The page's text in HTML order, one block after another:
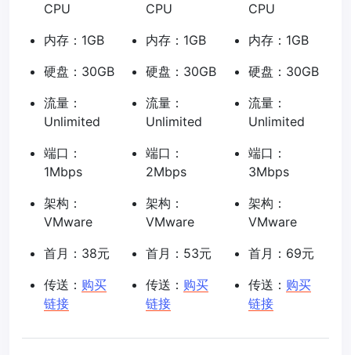
CPU
内存：1GB
硬盘：30GB
流量：
Unlimited
端口：
1Mbps
架构：
VMware
首月：38元
传送： 购买
链接
CPU
内存：1GB
硬盘：30GB
流量：
Unlimited
端口：
2Mbps
架构：
VMware
首月：53元
传送： 购买
链接
CPU
内存：1GB
硬盘：30GB
流量：
Unlimited
端口：
3Mbps
架构：
VMware
首月：69元
传送： 购买
链接